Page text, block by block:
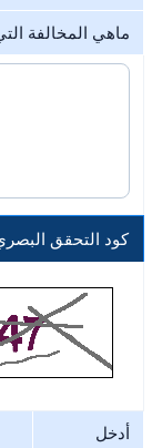
ماهي المخالفة التي
كود التحقق البصري
أدخل